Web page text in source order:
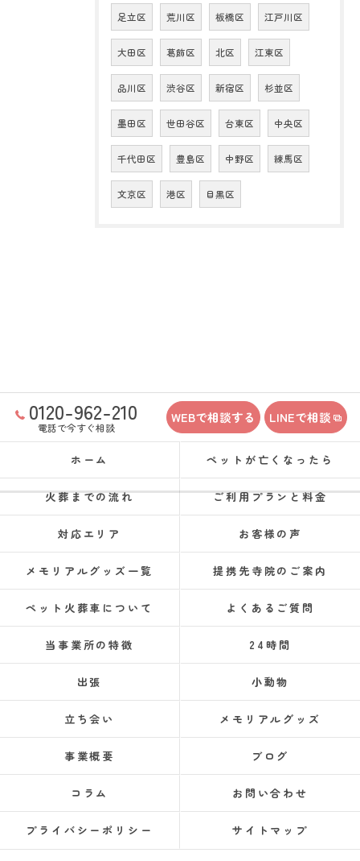
足立区 荒川区 板橋区 江戸川区
大田区 葛飾区 北区 江東区
品川区 渋谷区 新宿区 杉並区
墨田区 世田谷区 台東区 中央区
千代田区 豊島区 中野区 練馬区
文京区 港区 目黒区
0120-962-210
電話で今すぐ相談
WEBで相談する LINEで相談
ホーム ペットが亡くなったら
火葬までの流れ ご利用プランと料金
対応エリア お客様の声
メモリアルグッズ一覧 提携先寺院のご案内
ペット火葬車について よくあるご質問
当事業所の特徴 24時間
出張 小動物
立ち会い メモリアルグッズ
事業概要 ブログ
コラム お問い合わせ
プライバシーポリシー サイトマップ